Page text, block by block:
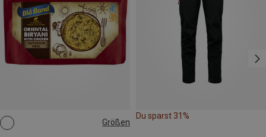
Größen
150G
Du sparst 31%